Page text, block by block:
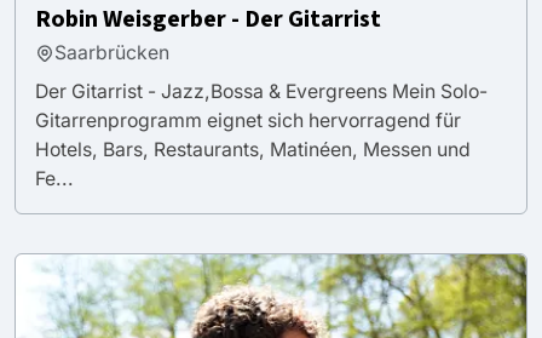
Robin Weisgerber - Der Gitarrist
Saarbrücken
Der Gitarrist - Jazz,Bossa & Evergreens Mein Solo-
Gitarrenprogramm eignet sich hervorragend für
Hotels, Bars, Restaurants, Matinéen, Messen und
Fe...